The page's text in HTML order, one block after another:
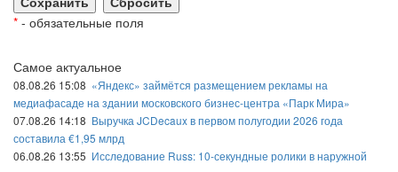
* - обязательные поля
Самое актуальное
08.08.26 15:08 «Яндекс» займётся размещением рекламы на
медиафасаде на здании московского бизнес-центра «Парк Мира»
07.08.26 14:18 Выручка JCDecaux в первом полугодии 2026 года
составила €1,95 млрд
06.08.26 13:55 Исследование Russ: 10-секундные ролики в наружной